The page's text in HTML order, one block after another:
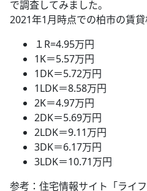
で調査してみました。
2021年1月時点での柏市の賃貸
１R=4.95万円
1K＝5.57万円
1DK＝5.72万円
1LDK＝8.58万円
2K＝4.97万円
2DK＝5.69万円
2LDK＝9.11万円
3DK＝6.17万円
3LDK＝10.71万円
参考：住宅情報サイト「ライフ